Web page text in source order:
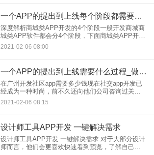
一个APP的提出到上线每个阶段都需要多长时间_一款app的开发成本是多少6
深度解析商城类APP开发的4个阶段一般开发商城商
城类APP软件都会分4个阶段，下面商城类APP开发
公司陈先生深度解析商城类APP开发的4个阶段，这
个也是企业一直很关心的问题。 为数不多阶段需要
2021-02-06 08:00
一个APP的提出到上线需要什么过程_做APP开发需要注意哪些
在广州开发社区app需要多少钱现在社交app开发已
经成为一种时尚，前不久还向他们公司咨询过关于
APP开发多少钱的问题。他给出了跟多意见，主要
包括：1.开发社区APP的目的2.需要哪些功能3.需要
2021-02-06 08:15
设计师工具APP开发 一键解决需求
设计师工具APP开发 一键解决需求 对于大部分设计
师而言，他们会更喜欢快速看到预览，了解自己设